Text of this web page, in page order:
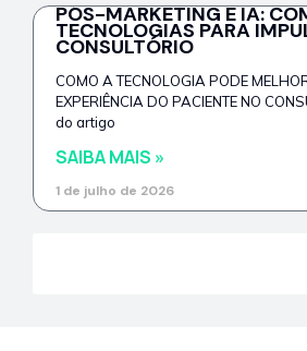
PÓS-MARKETING E IA:
TECNOLOGIAS PARA
CONSULTÓRIO
COMO A TECNOLOGIA PODE
EXPERIÊNCIA DO PACIENTE NO
do artigo
SAIBA MAIS »
1 de julho de 2026